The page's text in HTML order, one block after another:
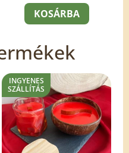
KOSÁRBA
INGYENES
SZÁLLÍTÁS